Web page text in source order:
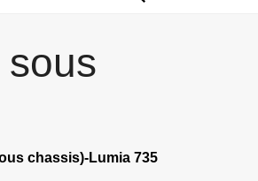
chassis)-Lumia 735